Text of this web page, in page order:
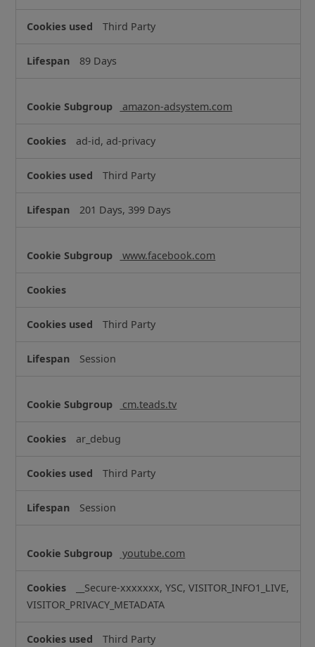
Third Party
89 Days
amazon-adsystem.com
ad-id, ad-privacy
Third Party
201 Days, 399 Days
www.facebook.com
Third Party
Session
cm.teads.tv
ar_debug
Third Party
Session
youtube.com
__Secure-xxxxxxx, YSC, VISITOR_INFO1_LIVE,
VISITOR_PRIVACY_METADATA
Third Party